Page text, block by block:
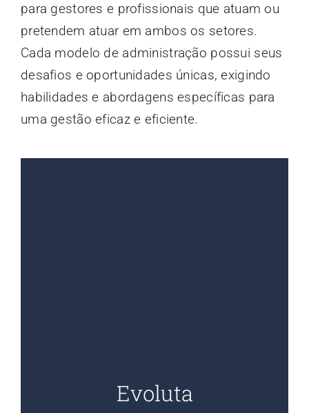
para gestores e profissionais que atuam ou
pretendem atuar em ambos os setores.
Cada modelo de administração possui seus
desafios e oportunidades únicas, exigindo
habilidades e abordagens específicas para
uma gestão eficaz e eficiente.
Evoluta